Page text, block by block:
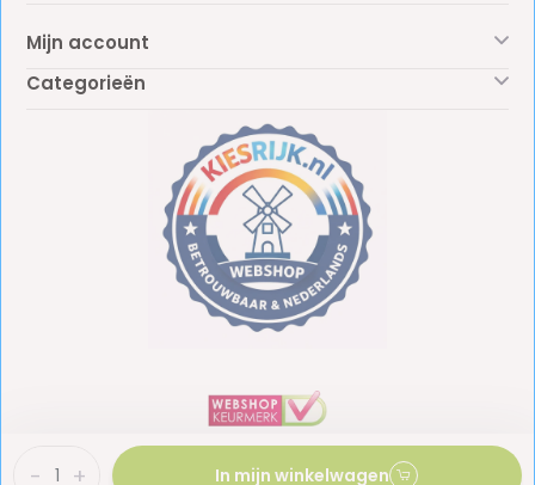
+
- In mijn winkelwagen
Mijn account
Categorieën